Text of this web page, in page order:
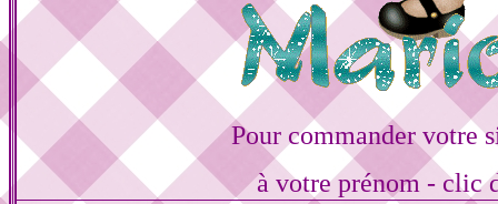
Pour commander votre
à votre prénom - clic